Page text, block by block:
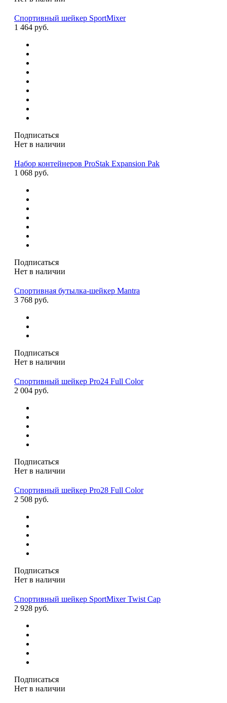
Спортивный шейкер SportMixer
1 464 руб.
Подписаться
Нет в наличии
Набор контейнеров ProStak Expansion Pak
1 068 руб.
Подписаться
Нет в наличии
Спортивная бутылка-шейкер Mantra
3 768 руб.
Подписаться
Нет в наличии
Спортивный шейкер Pro24 Full Color
2 004 руб.
Подписаться
Нет в наличии
Спортивный шейкер Pro28 Full Color
2 508 руб.
Подписаться
Нет в наличии
Спортивный шейкер SportMixer Twist Cap
2 928 руб.
Подписаться
Нет в наличии